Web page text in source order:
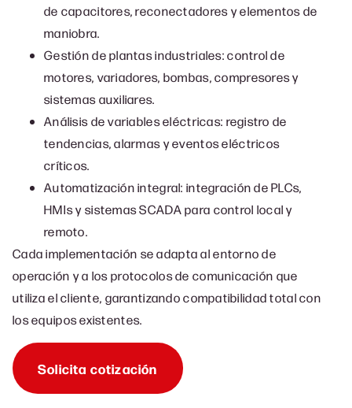
de capacitores, reconectadores y elementos de
maniobra.
Gestión de plantas industriales: control de
motores, variadores, bombas, compresores y
sistemas auxiliares.
Análisis de variables eléctricas: registro de
tendencias, alarmas y eventos eléctricos
críticos.
Automatización integral: integración de PLCs,
HMIs y sistemas SCADA para control local y
remoto.
Cada implementación se adapta al entorno de
operación y a los protocolos de comunicación que
utiliza el cliente, garantizando compatibilidad total con
los equipos existentes.
Solicita cotización